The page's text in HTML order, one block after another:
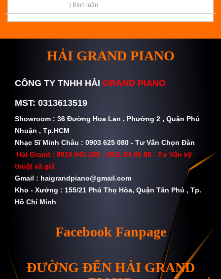
) Bình luận
HẢI GRAND PIANO
CÔNG TY TNHH HẢI GRAND PIANO
MST: 0313613519
Showroom : 36 Đường Hoa Lan , Phường 2 , Quận Phú
Nhuận , Tp.HCM
Nhạc Sĩ Minh Châu : 0903 625 080 - Tư Vấn Chọn Đàn
Hải Grand : 0919 945 288 - 0911 84 86 88 - Tư Vấn kỹ
thuật và giá
Gmail : haigrandpiano@gmail.com
Kho - Xưởng : 155/21 Phú Thọ Hòa, Quận Tân Phú , Tp.
Hồ Chí Minh
Facebook Fanpage
ĐƯỜNG ĐẾN HẢI GRAND